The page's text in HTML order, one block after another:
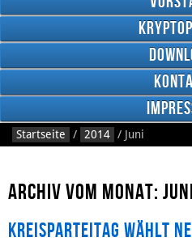
RSS
Startseite / 2014 / Juni
Archiv vom Monat:
Kreisparteitag wählt